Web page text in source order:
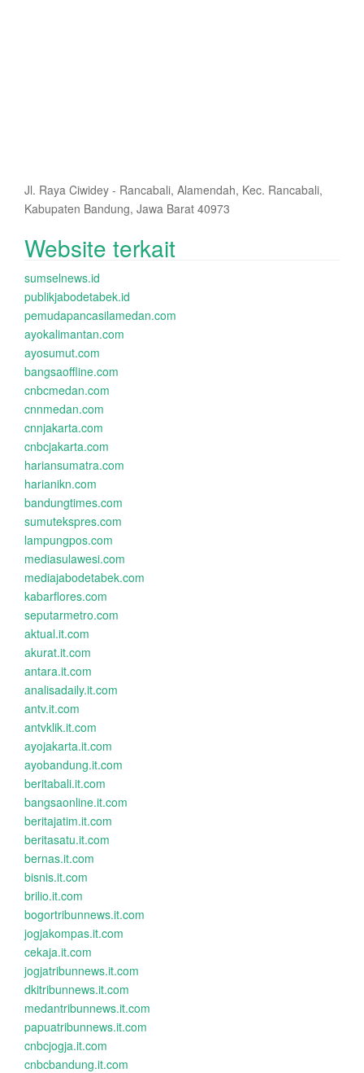
Jl. Raya Ciwidey - Rancabali, Alamendah, Kec. Rancabali,
Kabupaten Bandung, Jawa Barat 40973
Website terkait
sumselnews.id
publikjabodetabek.id
pemudapancasilamedan.com
ayokalimantan.com
ayosumut.com
bangsaoffline.com
cnbcmedan.com
cnnmedan.com
cnnjakarta.com
cnbcjakarta.com
hariansumatra.com
harianikn.com
bandungtimes.com
sumutekspres.com
lampungpos.com
mediasulawesi.com
mediajabodetabek.com
kabarflores.com
seputarmetro.com
aktual.it.com
akurat.it.com
antara.it.com
analisadaily.it.com
antv.it.com
antvklik.it.com
ayojakarta.it.com
ayobandung.it.com
beritabali.it.com
bangsaonline.it.com
beritajatim.it.com
beritasatu.it.com
bernas.it.com
bisnis.it.com
brilio.it.com
bogortribunnews.it.com
jogjakompas.it.com
cekaja.it.com
jogjatribunnews.it.com
dkitribunnews.it.com
medantribunnews.it.com
papuatribunnews.it.com
cnbcjogja.it.com
cnbcbandung.it.com